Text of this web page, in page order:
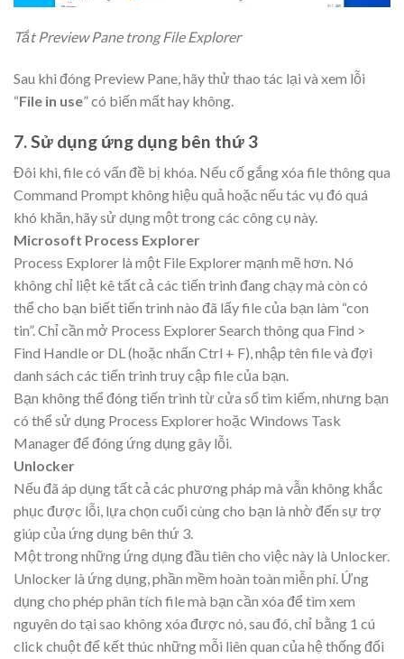
Tắt Preview Pane trong File Explorer
Sau khi đóng Preview Pane, hãy thử thao tác lại và xem lỗi
“File in use” có biến mất hay không.
7. Sử dụng ứng dụng bên thứ 3
Đôi khi, file có vấn đề bị khóa. Nếu cố gắng xóa file thông qua
Command Prompt không hiệu quả hoặc nếu tác vụ đó quá
khó khăn, hãy sử dụng một trong các công cụ này.
Microsoft Process Explorer
Process Explorer là một File Explorer mạnh mẽ hơn. Nó
không chỉ liệt kê tất cả các tiến trình đang chạy mà còn có
thể cho bạn biết tiến trình nào đã lấy file của bạn làm “con
tin”. Chỉ cần mở Process Explorer Search thông qua Find >
Find Handle or DL (hoặc nhấn Ctrl + F), nhập tên file và đợi
danh sách các tiến trình truy cập file của bạn.
Bạn không thể đóng tiến trình từ cửa sổ tìm kiếm, nhưng bạn
có thể sử dụng Process Explorer hoặc Windows Task
Manager để đóng ứng dụng gây lỗi.
Unlocker
Nếu đã áp dụng tất cả các phương pháp mà vẫn không khắc
phục được lỗi, lựa chọn cuối cùng cho bạn là nhờ đến sự trợ
giúp của ứng dụng bên thứ 3.
Một trong những ứng dụng đầu tiên cho việc này là Unlocker.
Unlocker là ứng dụng, phần mềm hoàn toàn miễn phí. Ứng
dụng cho phép phân tích file mà bạn cần xóa để tìm xem
nguyên do tại sao không xóa được nó, sau đó, chỉ bằng 1 cú
click chuột để kết thúc những mỗi liên quan của hệ thống đối